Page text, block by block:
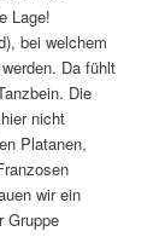
Lage!
bei welchem
Da fühlt
Die
nicht
Platanen,
wir ein
Gruppe